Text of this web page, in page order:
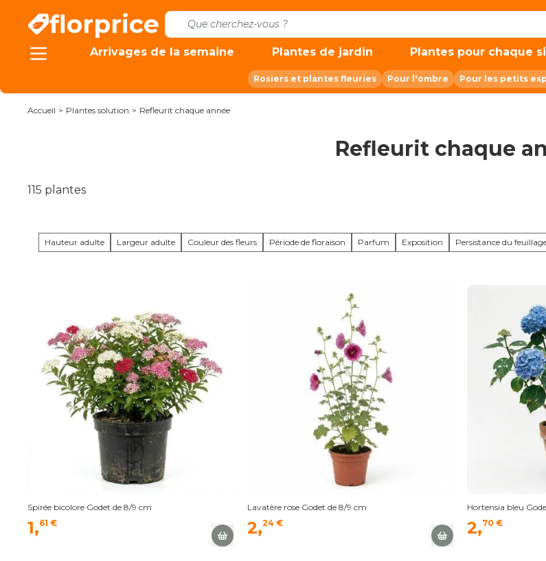
florprice
Arrivages de la semaine Plantes de jardin Plantes pour chaque
Rosiers et plantes fleuries Pour l'ombre Pour les petits
Accueil > Plantes solution > Refleurit chaque année
Refleurit chaque
115 plantes
Hauteur adulte Largeur adulte Couleur des fleurs Période de floraison Parfum Exposition Persistance du
Spirée bicolore Godet de 8/9 cm
1,61 €
Lavatère rose Godet de 8/9 cm
2,24 €
Hortensia bleu
2,70 €